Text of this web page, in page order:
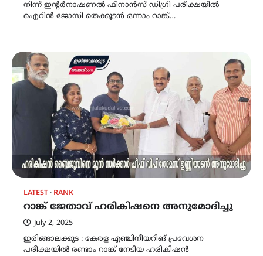
നിന്ന് ഇൻ്റർനാഷണൽ ഫിനാൻസ് ഡിഗ്രി പരീക്ഷയിൽ
ഐറിൻ ജോസി തെക്കൂടൻ ഒന്നാം റാങ്ക്…
LATEST RANK
റാങ്ക് ജേതാവ് ഹരികിഷനെ അനുമോദിച്ചു
July 2, 2025
ഇരിങ്ങാലക്കുട : കേരള എഞ്ചിനീയറിങ് പ്രവേശന
പരീക്ഷയിൽ രണ്ടാം റാങ്ക് നേടിയ ഹരികിഷൻ